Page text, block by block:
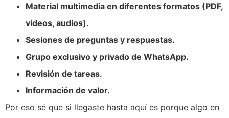
Material multimedia en diferentes formatos (PDF,
videos, audios).
Sesiones de preguntas y respuestas.
Grupo exclusivo y privado de WhatsApp.
Revisión de tareas.
Información de valor.
Por eso sé que si llegaste hasta aquí es porque algo en